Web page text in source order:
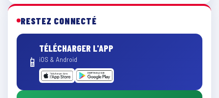
RESTEZ CONNECTÉ
📱
TÉLÉCHARGER L'APP
iOS & Android